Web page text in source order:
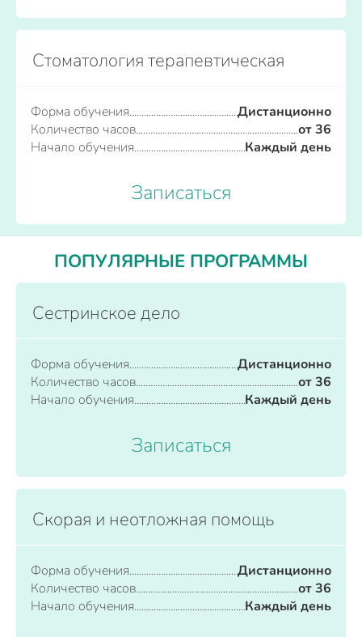
Стоматология терапевтическая
Форма обучения
Дистанционно
Количество часов
от 36
Начало обучения
Каждый день
Записаться
ПОПУЛЯРНЫЕ ПРОГРАММЫ
Сестринское дело
Форма обучения
Дистанционно
Количество часов
от 36
Начало обучения
Каждый день
Записаться
Скорая и неотложная помощь
Форма обучения
Дистанционно
Количество часов
от 36
Начало обучения
Каждый день